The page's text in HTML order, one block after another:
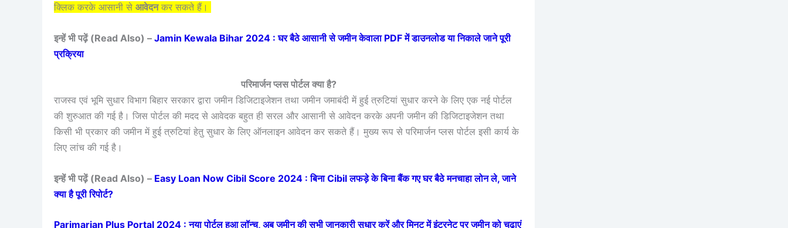
क्लिक करके आसानी से आवेदनकर सकते हैं।
इन्हें भी पढ़ें (Read Also) – Jamin Kewala Bihar 2024 : घर बैठे आसानी से जमीन केवाला PDF में डाउनलोड या निकाले जाने पूरी
प्रक्रिया
परिमार्जन प्लस पोर्टल क्या है?
राजस्व एवं भूमि सुधार विभाग बिहार सरकार द्वारा जमीन डिजिटाइजेशन तथा जमीन जमाबंदी में हुई त्रुटियां सुधार करने के लिए एक नई पोर्टल
की शुरुआत की गई है। जिस पोर्टल की मदद से आवेदक बहुत ही सरल और आसानी से आवेदन करके अपनी जमीन की डिजिटाइजेशन तथा
किसी भी प्रकार की जमीन में हुई त्रुटियां हेतु सुधार के लिए ऑनलाइन आवेदन कर सकते हैं। मुख्य रूप से परिमार्जन प्लस पोर्टल इसी कार्य के
लिए लांच की गई है।
इन्हें भी पढ़ें (Read Also) – Easy Loan Now Cibil Score 2024 : बिना Cibil लफड़े के बिना बैंक गए घर बैठे मनचाहा लोन ले, जाने
क्या है पूरी रिपोर्ट?
Parimarjan Plus Portal 2024 : नया पोर्टल हुआ लॉन्च, अब जमीन की सभी जानकारी सुधार करें और मिनट में इंटरनेट पर जमीन को चढ़ाएं